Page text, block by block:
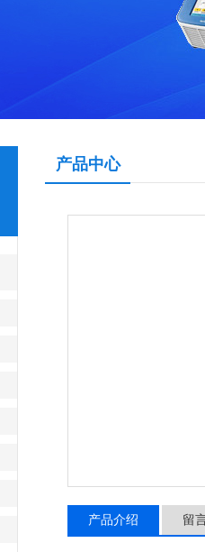
产品中心
产品介绍 留